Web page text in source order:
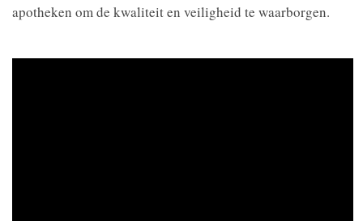
apotheken om de kwaliteit en veiligheid te waarborgen.